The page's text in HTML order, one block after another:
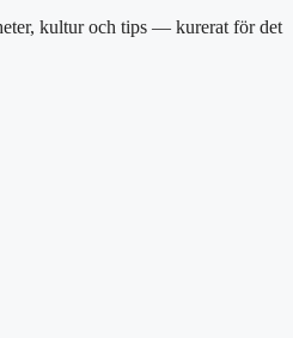
kultur och tips — kurerat för det